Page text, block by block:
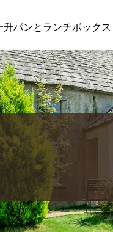
升パンとランチボックス